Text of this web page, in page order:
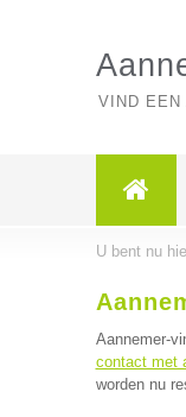
VIND EEN
U bent nu
Aannemer-
contact met
worden nu